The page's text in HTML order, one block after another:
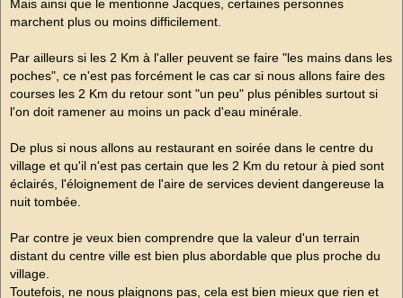
l
Mais ainsi que le mentionne Jacques, certaines personnes
marchent plus ou moins difficilement.
Par ailleurs si les 2 Km à l'aller peuvent se faire "les mains dans les
poches", ce n'est pas forcément le cas car si nous allons faire des
courses les 2 Km du retour sont "un peu" plus pénibles surtout si
l'on doit ramener au moins un pack d'eau minérale.
De plus si nous allons au restaurant en soirée dans le centre du
village et qu'il n'est pas certain que les 2 Km du retour à pied sont
éclairés, l'éloignement de l'aire de services devient dangereuse la
nuit tombée.
Par contre je veux bien comprendre que la valeur d'un terrain
distant du centre ville est bien plus abordable que plus proche du
village.
Toutefois, ne nous plaignons pas, cela est bien mieux que rien et